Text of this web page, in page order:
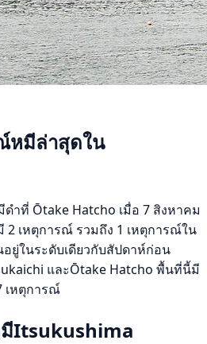
หมีล่าสุดใน
ำที่ Ōtake Hatcho เมื่อ 7 สิงหาคม
2 เหตุการณ์ รวมถึง 1 เหตุการณ์ใน
ยู่ในระดับเดียวกับสัปดาห์ก่อน
และŌtake Hatcho พื้นที่นี้มี
เหตุการณ์
Itsukushima